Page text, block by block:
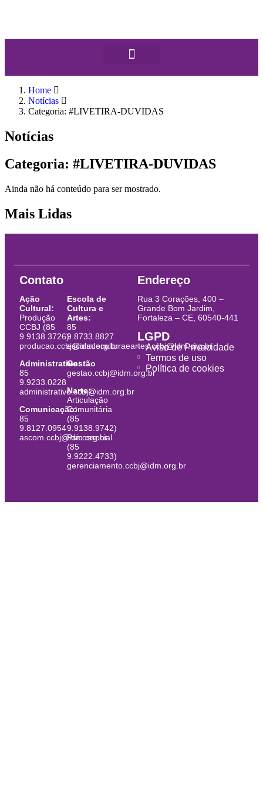
Home
Notícias
Categoria: #LIVETIRA-DUVIDAS
Notícias
Categoria: #LIVETIRA-DUVIDAS
Ainda não há conteúdo para ser mostrado.
Mais Lidas
Contato
Ação
Cultural:
Produção
CCBJ (85
9.9138.3726)
producao.ccbj@idm.org.br
Administrativo:
85
9.9233.0228
administrativo.ccbj@idm.org.br
Comunicação:
85
9.8127.0954
ascom.ccbj@idm.org.br
Escola de
Cultura e
Artes:
85
9.8733.8827
escoladeculturaeartes.ccbj@idm.org.br
Gestão
gestao.ccbj@idm.org.br
Narte:
Articulação
Comunitária
(85
9.9138.9742)
Psicossocial
(85
9.9222.4733)
gerenciamento.ccbj@idm.org.br
Endereço
Rua 3 Corações, 400 –
Grande Bom Jardim,
Fortaleza – CE, 60540-441
LGPD
Aviso de Privacidade
Termos de uso
Política de cookies